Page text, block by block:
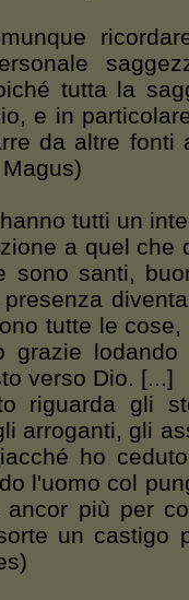
tutta la
e in
da altre fonti
tutti un
a quel che
sono santi,
tutte le
grazie
verso Dio. [...]
riguarda gli
arroganti, gli
ho
l'uomo col
più per
un castigo